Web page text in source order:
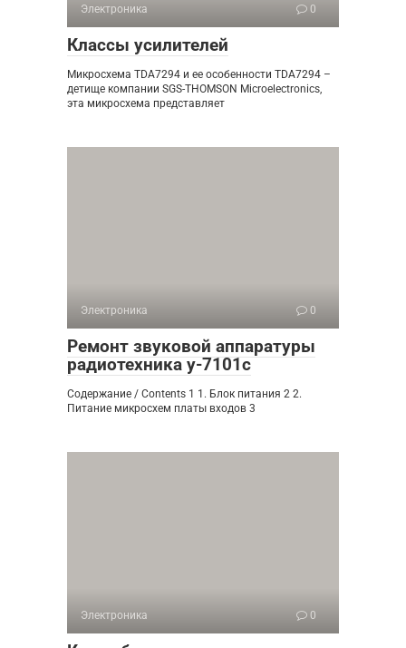
Электроника 0
Классы усилителей
Микросхема TDA7294 и ее особенности TDA7294 –
детище компании SGS-THOMSON Microelectronics,
эта микросхема представляет
Электроника 0
Ремонт звуковой аппаратуры
радиотехника у-7101с
Содержание / Contents 1 1. Блок питания 2 2.
Питание микросхем платы входов 3
Электроника 0